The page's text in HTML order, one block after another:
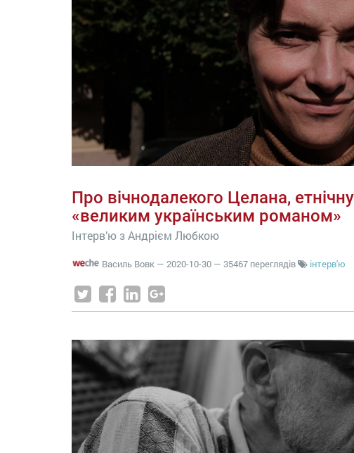
Про вічнодалекого Целана,
«великим українським романом»
Інтерв’ю з Андрієм Любкою
Василь Вовк — 2020-10-30 — 35467 переглядів інтерв'ю